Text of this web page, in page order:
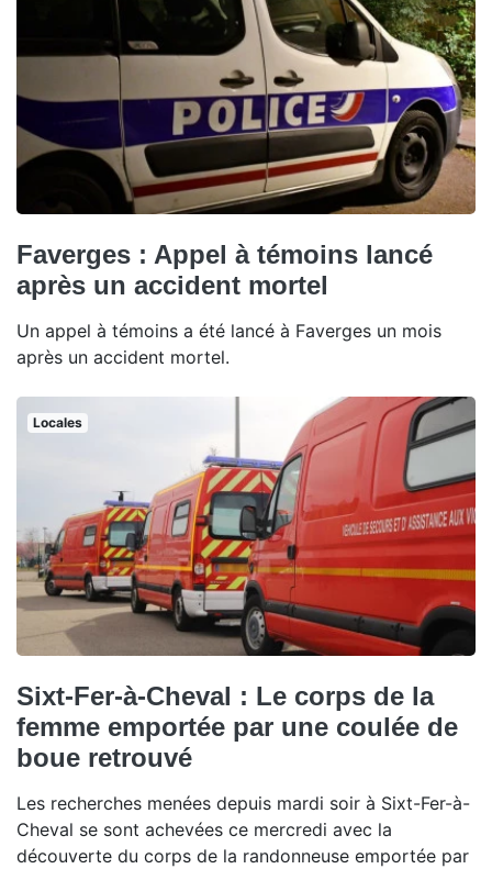
Faverges : Appel à témoins lancé
après un accident mortel
Un appel à témoins a été lancé à Faverges un mois
après un accident mortel.
Locales
Sixt-Fer-à-Cheval : Le corps de la
femme emportée par une coulée de
boue retrouvé
Les recherches menées depuis mardi soir à Sixt-Fer-à-
Cheval se sont achevées ce mercredi avec la
découverte du corps de la randonneuse emportée par